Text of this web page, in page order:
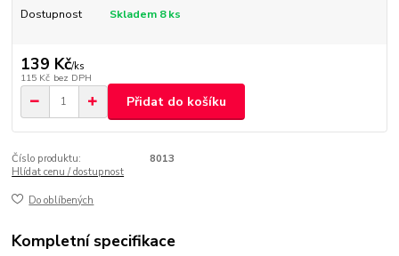
Dostupnost Skladem 8 ks
139 Kč/ks
115 Kč bez DPH
Přidat do košíku
Číslo produktu:
8013
Hlídat cenu / dostupnost
Do oblíbených
Kompletní specifikace